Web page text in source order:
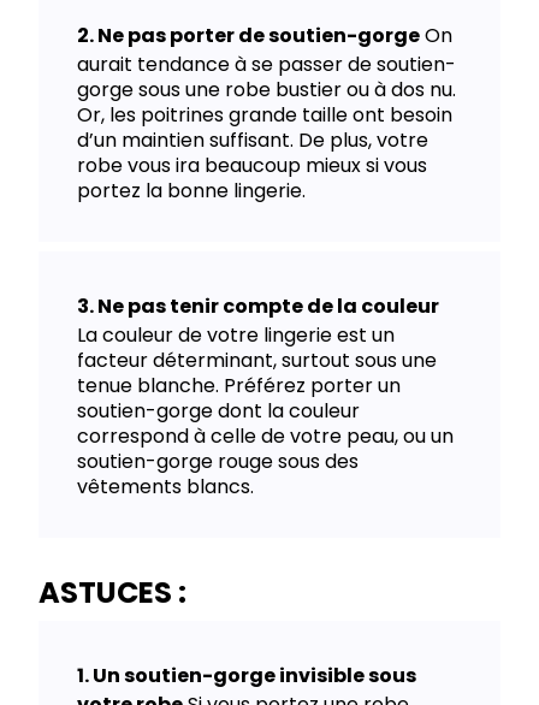
Ne pas porter de soutien-gorgeOn
aurait tendance à se passer de soutien-
gorge sous une robe bustier ou à dos nu.
Or, les poitrines grande taille ont besoin
d’un maintien suffisant. De plus, votre
robe vous ira beaucoup mieux si vous
portez la bonne lingerie.
Ne pas tenir compte de la couleur
La couleur de votre lingerie est un
facteur déterminant, surtout sous une
tenue blanche. Préférez porter un
soutien-gorge dont la couleur
correspond à celle de votre peau, ou un
soutien-gorge rouge sous des
vêtements blancs.
ASTUCES :
Un soutien-gorge invisible sous